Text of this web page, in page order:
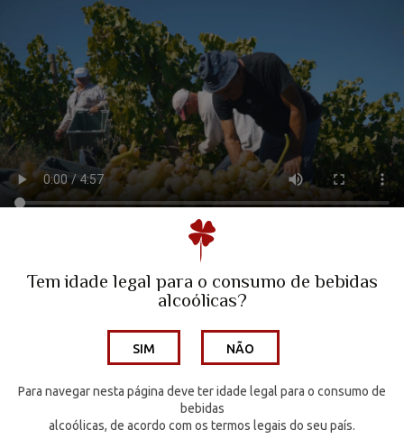
Tem idade legal para o consumo de bebidas
alcoólicas?
SIM NÃO
Para navegar nesta página deve ter idade legal para o consumo de
bebidas
alcoólicas, de acordo com os termos legais do seu país.
A Family Winery
Quinta da Escusa | Tejo
Quinta do Porto Nogueira | Lisboa
Wine Hotel
Os Vinhos
Enoturismo